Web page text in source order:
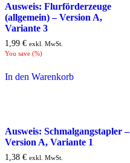
Ausweis: Flurförderzeuge
(allgemein) – Version A,
Variante 3
1,99 € exkl. MwSt.
You save (%)
In den Warenkorb
Ausweis: Schmalgangstapler –
Version A, Variante 1
1,38 € exkl. MwSt.